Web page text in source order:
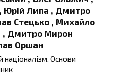
Юрій Липа , Дмитро
Стецько , Михайло
, Дмитро Мирон
Оршан
націоналізм. Основи